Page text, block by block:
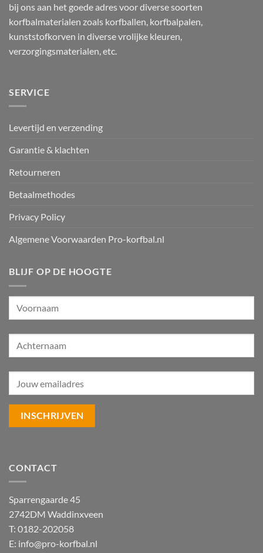
bij ons aan het goede adres voor diverse soorten
korfbalmaterialen zoals korfballen, korfbalpalen,
kunststofkorven in diverse vrolijke kleuren,
verzorgingsmaterialen, etc.
SERVICE
Levertijd en verzending
Garantie & klachten
Retourneren
Betaalmethodes
Privacy Policy
Algemene Voorwaarden Pro-korfbal.nl
BLIJF OP DE HOOGTE
CONTACT
Sparrengaarde 45
2742DM Waddinxveen
T: 0182-202058
E: info@pro-korfbal.nl